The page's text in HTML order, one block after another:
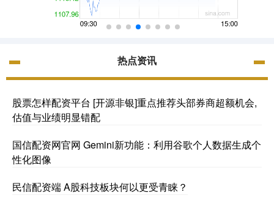
热点资讯
股票怎样配资平台 [开源非银]重点推荐头部券商超额机会,
估值与业绩明显错配
国信配资网官网 Gemini新功能：利用谷歌个人数据生成个
性化图像
民信配资端 A股科技板块何以更受青睐？